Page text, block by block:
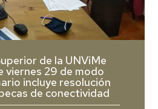
de la UNViMe
viernes 29 de modo
incluye resolución
de conectividad